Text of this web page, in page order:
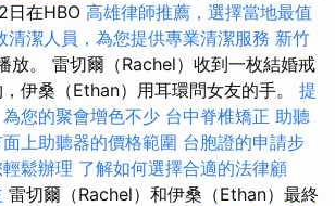
日在HBO 高雄律師推薦，選擇當地最值
清潔人員，為您提供專業清潔服務 新竹
放。 雷切爾（Rachel）收到一枚結婚戒
伊桑（Ethan）用耳環問女友的手。 提
您的聚會增色不少 台中脊椎矯正 助聽
上助聽器的價格範圍 台胞證的申請步
鬆辦理 了解如何選擇合適的法律顧
雷切爾（Rachel）和伊桑（Ethan）最終